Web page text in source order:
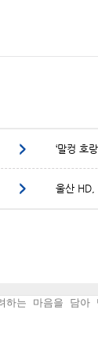
‘말컹 호
울산 HD,